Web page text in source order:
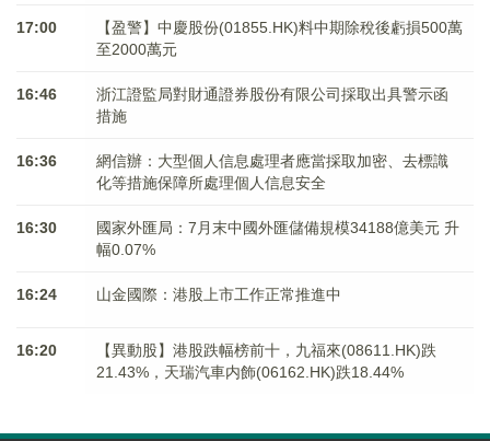
17:00
【盈警】中慶股份(01855.HK)料中期除稅後虧損500萬
至2000萬元
16:46
浙江證監局對財通證券股份有限公司採取出具警示函
措施
16:36
網信辦：大型個人信息處理者應當採取加密、去標識
化等措施保障所處理個人信息安全
16:30
國家外匯局：7月末中國外匯儲備規模34188億美元 升
幅0.07%
16:24 山金國際：港股上市工作正常推進中
16:20
【異動股】港股跌幅榜前十，九福來(08611.HK)跌
21.43%，天瑞汽車内飾(06162.HK)跌18.44%